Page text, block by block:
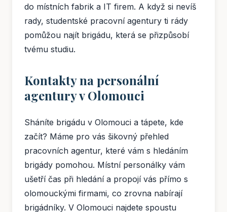
do místních fabrik a IT firem. A když si nevíš
rady, studentské pracovní agentury ti rády
pomůžou najít brigádu, která se přizpůsobí
tvému studiu.
Kontakty na personální
agentury v Olomouci
Sháníte brigádu v Olomouci a tápete, kde
začít? Máme pro vás šikovný přehled
pracovních agentur, které vám s hledáním
brigády pomohou. Místní personálky vám
ušetří čas při hledání a propojí vás přímo s
olomouckými firmami, co zrovna nabírají
brigádníky. V Olomouci najdete spoustu